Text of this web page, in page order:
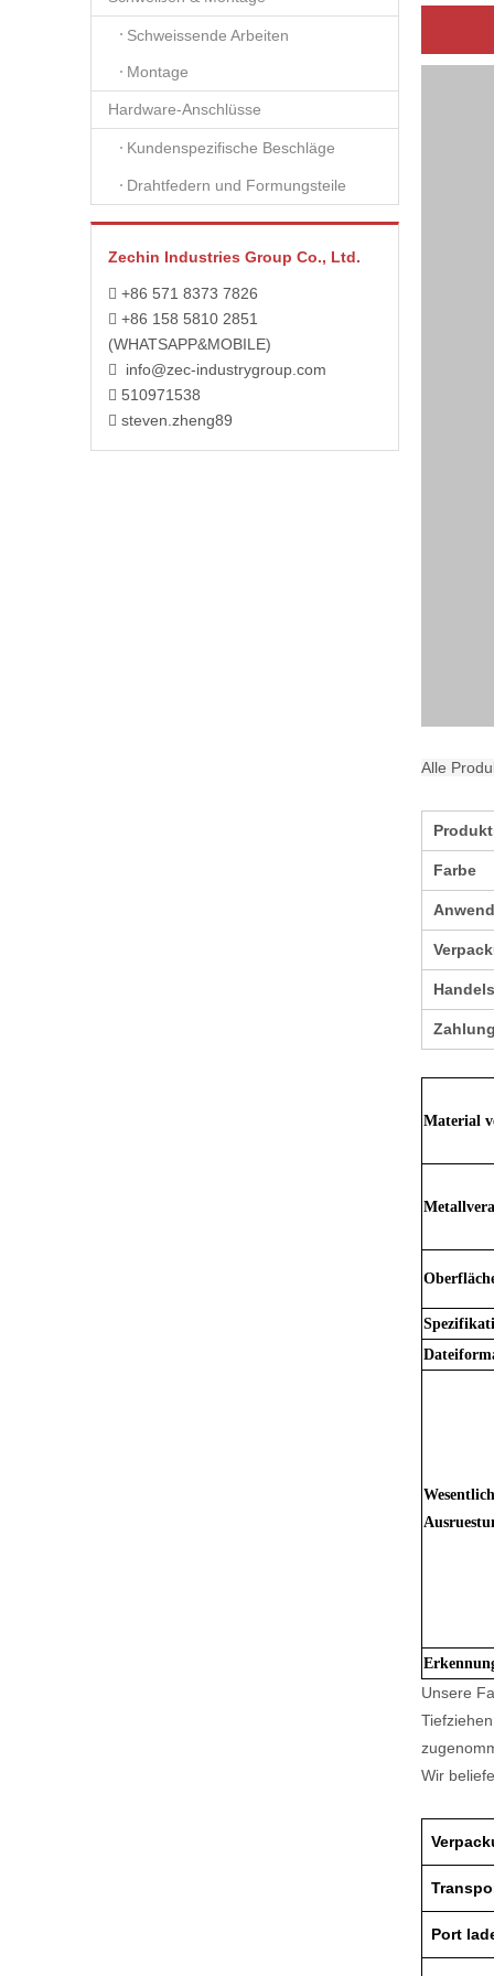
Schweissende Arbeiten
Montage
Hardware-Anschlüsse
Kundenspezifische Beschläge
Drahtfedern und Formungsteile
Zechin Industries Group Co., Ltd.
 +86 571 8373 7826
 +86 158 5810 2851
(WHATSAPP&MOBILE)
 info@zec-industrygroup.com
 510971538
 steven.zheng89
Alle
Farbe
Material
Unsere
Wir
Port